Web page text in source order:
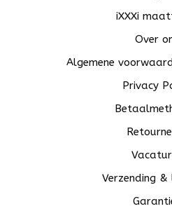
iXXXi
Over
Algemene
Privacy
Verzending